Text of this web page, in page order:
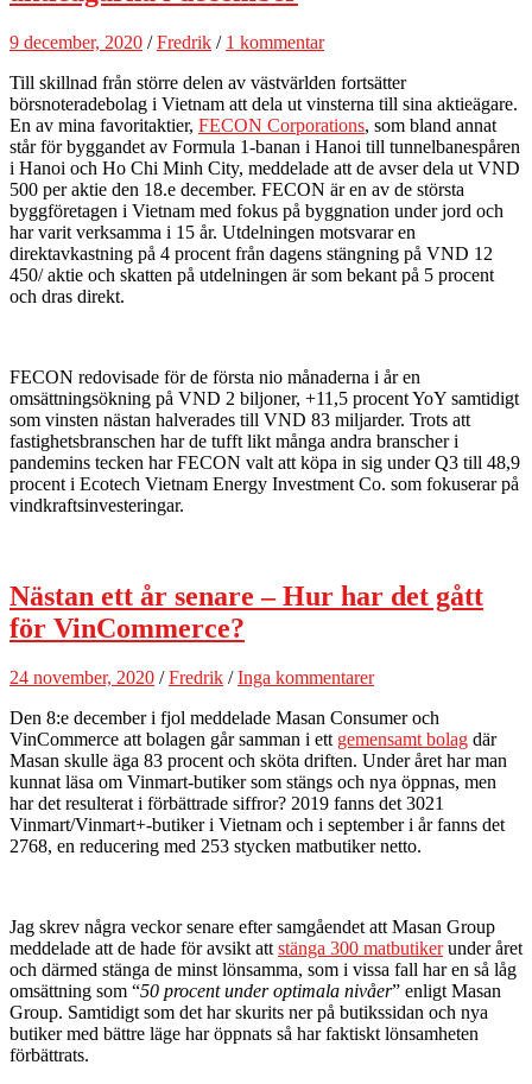
9 december, 2020 /Fredrik / 1 kommentar
Till skillnad från större delen av västvärlden fortsätter
börsnoteradebolag i Vietnam att dela ut vinsterna till sina aktieägare.
En av mina favoritaktier, FECON Corporations, som bland annat
står för byggandet av Formula 1-banan i Hanoi till tunnelbanespåren
i Hanoi och Ho Chi Minh City, meddelade att de avser dela ut VND
500 per aktie den 18.e december. FECON är en av de största
byggföretagen i Vietnam med fokus på byggnation under jord och
har varit verksamma i 15 år. Utdelningen motsvarar en
direktavkastning på 4 procent från dagens stängning på VND 12
450/ aktie och skatten på utdelningen är som bekant på 5 procent
och dras direkt.
FECON redovisade för de första nio månaderna i år en
omsättningsökning på VND 2 biljoner, +11,5 procent YoY samtidigt
som vinsten nästan halverades till VND 83 miljarder. Trots att
fastighetsbranschen har de tufft likt många andra branscher i
pandemins tecken har FECON valt att köpa in sig under Q3 till 48,9
procent i Ecotech Vietnam Energy Investment Co. som fokuserar på
vindkraftsinvesteringar.
Nästan ett år senare – Hur har det gått
för VinCommerce?
24 november, 2020 /Fredrik /Inga kommentarer
Den 8:e december i fjol meddelade Masan Consumer och
VinCommerce att bolagen går samman i ett gemensamt bolag där
Masan skulle äga 83 procent och sköta driften. Under året har man
kunnat läsa om Vinmart-butiker som stängs och nya öppnas, men
har det resulterat i förbättrade siffror? 2019 fanns det 3021
Vinmart/Vinmart+-butiker i Vietnam och i september i år fanns det
2768, en reducering med 253 stycken matbutiker netto.
Jag skrev några veckor senare efter samgåendet att Masan Group
meddelade att de hade för avsikt attstänga 300 matbutikerunder året
och därmed stänga de minst lönsamma, som i vissa fall har en så låg
omsättning som “50 procent under optimala nivåer” enligt Masan
Group. Samtidigt som det har skurits ner på butikssidan och nya
butiker med bättre läge har öppnats så har faktiskt lönsamheten
förbättrats.